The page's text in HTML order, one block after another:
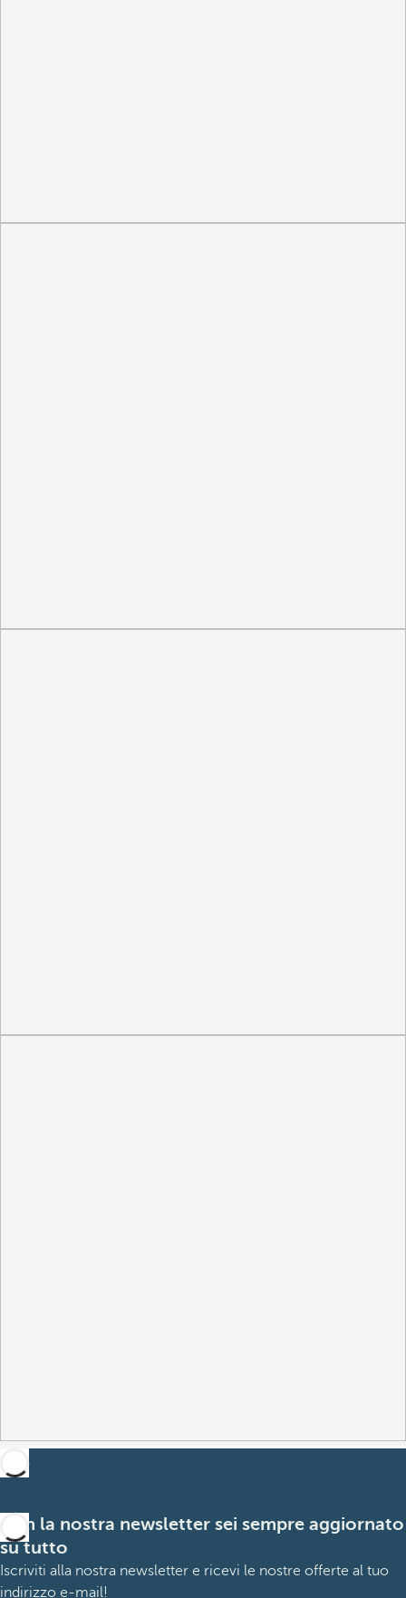
Con la nostra newsletter sei sempre aggiornato
su tutto
Iscriviti alla nostra newsletter e ricevi le nostre offerte al tuo
indirizzo e-mail!